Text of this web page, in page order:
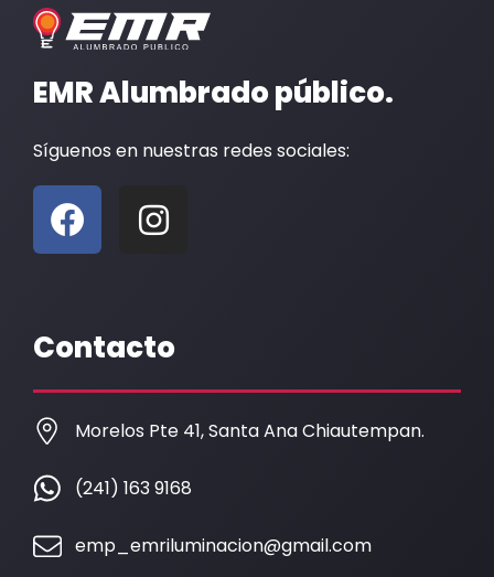
EMR Alumbrado público.
Síguenos en nuestras redes sociales:
F
a
c
b
o
o
k
I
n
a
g
r
a
m
Contacto
Morelos Pte 41, Santa Ana Chiautempan.
(241) 163 9168
emp_emriluminacion@gmail.com